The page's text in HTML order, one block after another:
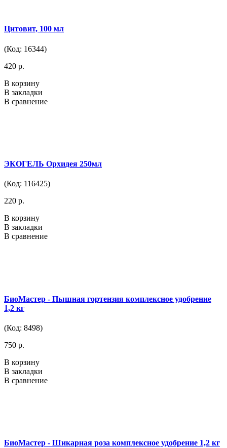
Цитовит, 100 мл
(Код: 16344)
420 р.
В корзину
В закладки
В сравнение
ЭКОГЕЛЬ Орхидея 250мл
(Код: 116425)
220 р.
В корзину
В закладки
В сравнение
БиоМастер - Пышная гортензия комплексное удобрение
1,2 кг
(Код: 8498)
750 р.
В корзину
В закладки
В сравнение
БиоМастер - Шикарная роза комплексное удобрение 1,2 кг